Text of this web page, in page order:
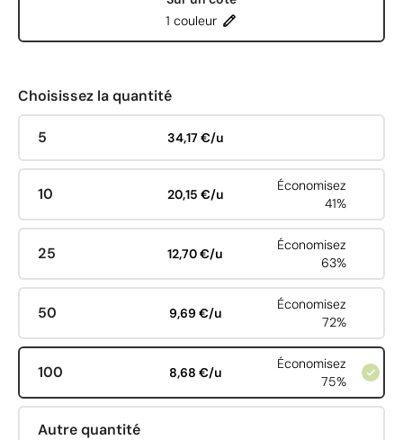
1 couleur
Choisissez la quantité
5 34,17 €/u
10 20,15 €/u
Économisez
41%
25 12,70 €/u
Économisez
63%
50 9,69 €/u
Économisez
72%
100 8,68 €/u
Économisez
75%
Autre quantité